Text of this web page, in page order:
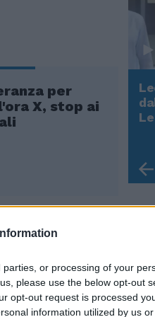
or processing of your
please use the below opt-out
opt-out request is processed
information utilized by us
per
X, stop ai
ragioni, Indi
alla
Indi
Bambino Gesù
Come States?
e la strategia